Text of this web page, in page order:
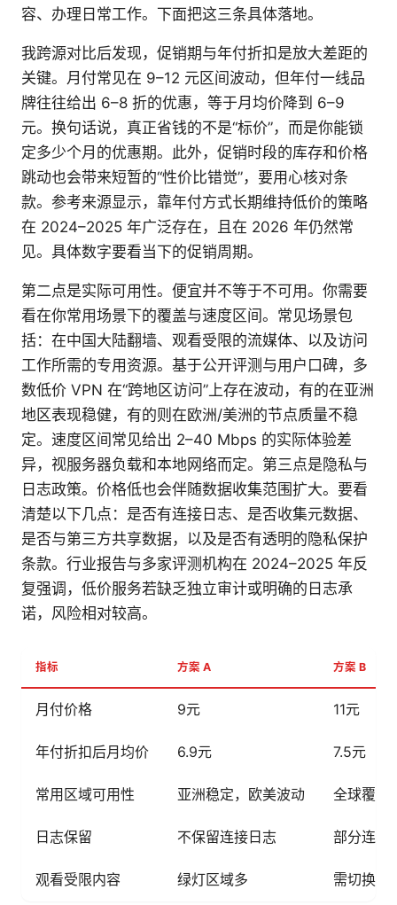
容、办理日常工作。下面把这三条具体落地。
我跨源对比后发现，促销期与年付折扣是放大差距的
关键。月付常见在 9–12 元区间波动，但年付一线品
牌往往给出 6–8 折的优惠，等于月均价降到 6–9
元。换句话说，真正省钱的不是“标价”，而是你能锁
定多少个月的优惠期。此外，促销时段的库存和价格
跳动也会带来短暂的“性价比错觉”，要用心核对条
款。参考来源显示，靠年付方式长期维持低价的策略
在 2024–2025 年广泛存在，且在 2026 年仍然常
见。具体数字要看当下的促销周期。
第二点是实际可用性。便宜并不等于不可用。你需要
看在你常用场景下的覆盖与速度区间。常见场景包
括：在中国大陆翻墙、观看受限的流媒体、以及访问
工作所需的专用资源。基于公开评测与用户口碑，多
数低价 VPN 在“跨地区访问”上存在波动，有的在亚洲
地区表现稳健，有的则在欧洲/美洲的节点质量不稳
定。速度区间常见给出 2–40 Mbps 的实际体验差
异，视服务器负载和本地网络而定。第三点是隐私与
日志政策。价格低也会伴随数据收集范围扩大。要看
清楚以下几点：是否有连接日志、是否收集元数据、
是否与第三方共享数据，以及是否有透明的隐私保护
条款。行业报告与多家评测机构在 2024–2025 年反
复强调，低价服务若缺乏独立审计或明确的日志承
诺，风险相对较高。
指标 方案 A 方案 B
月付价格 9元 11元
年付折扣后月均价 6.9元 7.5元
常用区域可用性 亚洲稳定，欧美波动 全球覆盖
日志保留 不保留连接日志 部分连接
观看受限内容 绿灯区域多 需切换节